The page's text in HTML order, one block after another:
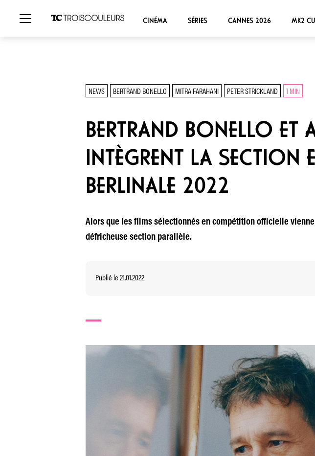
CINÉMA SÉRIES CANNES 2026 MK2
NEWS BERTRAND BONELLO MITRA FARAHANI PETER STRICKLAND 1 MIN
BERTRAND BONELLO ET
INTÈGRENT LA SECTION
BERLINALE 2022
Alors que les films sélectionnés en compétition officielle
défricheuse section parallèle.
Publié le 21.01.2022